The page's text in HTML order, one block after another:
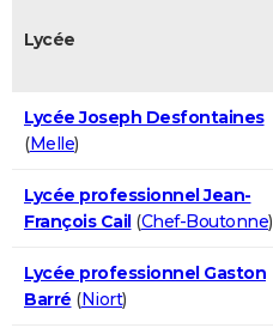
Lycée
Lycée Joseph Desfontaines
(Melle)
Lycée professionnel Jean-
François Cail(Chef-Boutonne)
Lycée professionnel Gaston
Barré (Niort)